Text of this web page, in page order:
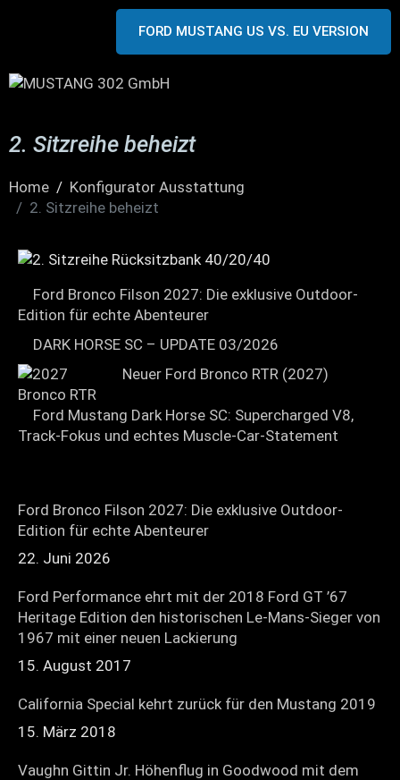
FORD MUSTANG US VS. EU VERSION
2. Sitzreihe beheizt
Home
Konfigurator Ausstattung
2. Sitzreihe beheizt
Ford Bronco Filson 2027: Die exklusive Outdoor-
Edition für echte Abenteurer
DARK HORSE SC – UPDATE 03/2026
Neuer Ford Bronco RTR (2027)
Ford Mustang Dark Horse SC: Supercharged V8,
Track-Fokus und echtes Muscle-Car-Statement
Ford Bronco Filson 2027: Die exklusive Outdoor-
Edition für echte Abenteurer
22. Juni 2026
Ford Performance ehrt mit der 2018 Ford GT ’67
Heritage Edition den historischen Le-Mans-Sieger von
1967 mit einer neuen Lackierung
15. August 2017
California Special kehrt zurück für den Mustang 2019
15. März 2018
Vaughn Gittin Jr. Höhenflug in Goodwood mit dem